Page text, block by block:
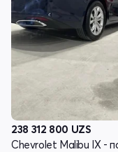
238 312 800 UZS